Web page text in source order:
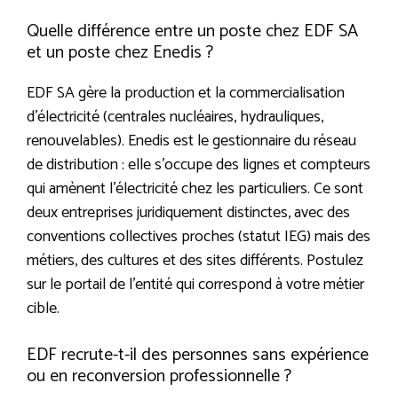
Quelle différence entre un poste chez EDF SA
et un poste chez Enedis ?
EDF SA gère la production et la commercialisation
d’électricité (centrales nucléaires, hydrauliques,
renouvelables). Enedis est le gestionnaire du réseau
de distribution : elle s’occupe des lignes et compteurs
qui amènent l’électricité chez les particuliers. Ce sont
deux entreprises juridiquement distinctes, avec des
conventions collectives proches (statut IEG) mais des
métiers, des cultures et des sites différents. Postulez
sur le portail de l’entité qui correspond à votre métier
cible.
EDF recrute-t-il des personnes sans expérience
ou en reconversion professionnelle ?